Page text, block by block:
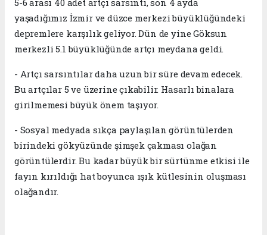
5-6 arası 40 adet artçı sarsıntı, son 4 ayda
yaşadığımız İzmir ve düzce merkezi büyüklüğündeki
depremlere karşılık geliyor. Dün de yine Göksun
merkezli 5.1 büyüklüğünde artçı meydana geldi.
- Artçı sarsıntılar daha uzun bir süre devam edecek.
Bu artçılar 5 ve üzerine çıkabilir. Hasarlı binalara
girilmemesi büyük önem taşıyor.
- Sosyal medyada sıkça paylaşılan görüntülerden
birindeki gökyüzünde şimşek çakması olağan
görüntülerdir. Bu kadar büyük bir sürtünme etkisi ile
fayın kırıldığı hat boyunca ışık kütlesinin oluşması
olağandır.